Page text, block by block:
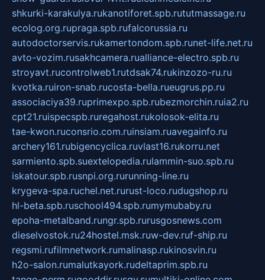
shkurki-karakulya.rukanotiforet.spb.rututmassage.ru
ecolog.org.rupraga.spb.rufalcorussia.ru
autodoctorservis.rukamertondom.spb.runet-life.net.ru
avto-vozim.rusakhcamera.rualliance-electro.spb.ru
stroyavt.rucontrolweb1.rutdsak74.rukinzozo-ru.ru
kvotka.ruiron-snab.rucosta-bella.rueugrus.pp.ru
associaciya39.ruprimexpo.spb.rubezmorchin.ruia2.ru
cpt21.ruispecspb.ruregahost.rukolosok-elita.ru
tae-kwon.ruconsrio.com.ruinsiam.ruavegainfo.ru
archery161.rubigencyclica.ruvlast16.rukorru.net
sarmiento.spb.suextelopedia.rulammin-suo.spb.ru
iskatour.spb.rusnpi.org.rurunning-line.ru
krygeva-spa.ruchel.net.rurust-loco.rudugshop.ru
hl-beta.spb.ruschool494.spb.rumymubaby.ru
epoha-metalband.rungr.spb.rurusgosnews.com
dieselvostok.ru24hostel.msk.ruw-dev.ruf-ship.ru
regsmi.rufilmnetwork.rumalinasp.rukinosvin.ru
h2o-salon.rumalutkayork.rudeltaprim.spb.ru